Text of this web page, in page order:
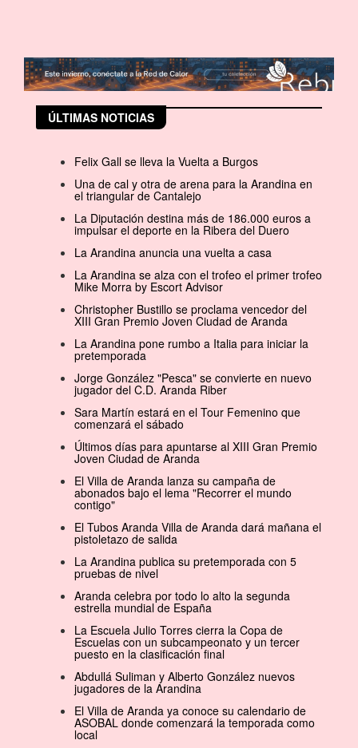
ÚLTIMAS NOTICIAS
Felix Gall se lleva la Vuelta a Burgos
Una de cal y otra de arena para la Arandina en
el triangular de Cantalejo
La Diputación destina más de 186.000 euros a
impulsar el deporte en la Ribera del Duero
La Arandina anuncia una vuelta a casa
La Arandina se alza con el trofeo el primer trofeo
Mike Morra by Escort Advisor
Christopher Bustillo se proclama vencedor del
XIII Gran Premio Joven Ciudad de Aranda
La Arandina pone rumbo a Italia para iniciar la
pretemporada
Jorge González "Pesca" se convierte en nuevo
jugador del C.D. Aranda Riber
Sara Martín estará en el Tour Femenino que
comenzará el sábado
Últimos días para apuntarse al XIII Gran Premio
Joven Ciudad de Aranda
El Villa de Aranda lanza su campaña de
abonados bajo el lema "Recorrer el mundo
contigo"
El Tubos Aranda Villa de Aranda dará mañana el
pistoletazo de salida
La Arandina publica su pretemporada con 5
pruebas de nivel
Aranda celebra por todo lo alto la segunda
estrella mundial de España
La Escuela Julio Torres cierra la Copa de
Escuelas con un subcampeonato y un tercer
puesto en la clasificación final
Abdullá Suliman y Alberto González nuevos
jugadores de la Arandina
El Villa de Aranda ya conoce su calendario de
ASOBAL donde comenzará la temporada como
local